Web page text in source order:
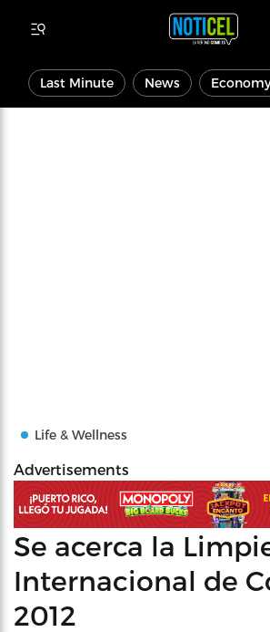
Last Minute News Economy
Life & Wellness
Advertisements
Se acerca la
Internacional de
2012